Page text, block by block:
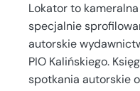
Lokator to
specjalnie
autorskie
PIO Kalińskiego.
spotkania autorskie